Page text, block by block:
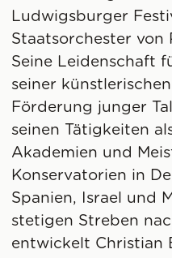
Ludwigsburger
Staatsorchester von
Seine Leidenschaft
seiner
Förderung junger
seinen Tätigkeiten
Akademien und
Konservatorien in
Spanien, Israel und
stetigen Streben
entwickelt Christian